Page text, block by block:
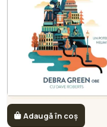
Adaugă în coș